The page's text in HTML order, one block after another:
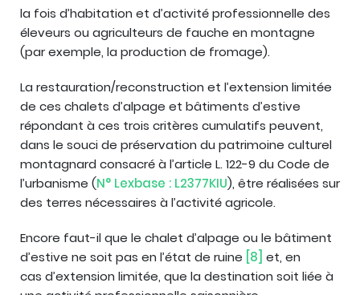
la fois d’habitation et d’activité professionnelle des
éleveurs ou agriculteurs de fauche en montagne
(par exemple, la production de fromage).
La restauration/reconstruction et l’extension limitée
de ces chalets d’alpage et bâtiments d’estive
répondant à ces trois critères cumulatifs peuvent,
dans le souci de préservation du patrimoine culturel
montagnard consacré à l’article L. 122-9 du Code de
l’urbanisme (N° Lexbase : L2377KIU), être réalisées sur
des terres nécessaires à l’activité agricole.
Encore faut-il que le chalet d’alpage ou le bâtiment
d’estive ne soit pas en l’état de ruine [8] et, en
cas d’extension limitée, que la destination soit liée à